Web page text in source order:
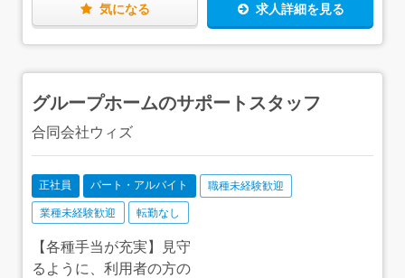
気になる 求人詳細を見る
グループホームのサポートスタッフ
合同会社ウィズ
正社員 パート・アルバイト 職種未経験歓迎
業種未経験歓迎 転勤なし
【各種手当が充実】見守
るように、利用者の方の